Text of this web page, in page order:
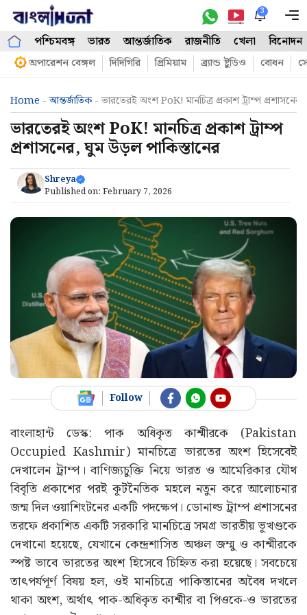
Skip
content
3
পশ্চিমবঙ্গ ভারত আন্তর্জাতিক রাজনীতি খেলা বিনোদন
অপারেশন বেঙ্গল দিদিগিরি প্রিমিয়াম ব্র্যান্ড ষ্টুডিও বোধন
Home -আন্তর্জাতিক-ভারতেরই অংশ PoK! মানচিত্র প্রকাশ ট্রাম্প
ভারতেরই অংশ PoK! মানচিত্র প্রকাশ ট্রাম্প
প্রশাসনের, ঘুম উড়ল পাকিস্তানের
Shreya
Published on: February 7, 2026
Follow
বাংলাহান্ট ডেস্ক: পাক অধিকৃত কাশ্মীরকে (Pakistan
Occupied Kashmir) মানচিত্রে ভারতের অংশ হিসেবেই
দেখালেন ট্রাম্প। বাণিজ্যচুক্তি নিয়ে ভারত ও আমেরিকার যৌথ
বিবৃতি প্রকাশের পরই কূটনৈতিক মহলে নতুন করে আলোচনার
জন্ম দিল ওয়াশিংটনের একটি পদক্ষেপ। ডোনাল্ড ট্রাম্প প্রশাসনের
তরফে প্রকাশিত একটি সরকারি মানচিত্রে সমগ্র ভারতীয় ভূখণ্ডকে
দেখানো হয়েছে, যেখানে কেন্দ্রশাসিত অঞ্চল জম্মু ও কাশ্মীরকে
স্পষ্ট ভাবে ভারতের অংশ হিসেবে চিহ্নিত করা হয়েছে। সবচেয়ে
তাৎপর্যপূর্ণ বিষয় হল, ওই মানচিত্রে পাকিস্তানের অবৈধ দখলে
থাকা অংশ, অর্থাৎ পাক-অধিকৃত কাশ্মীর বা পিওকে-ও ভারতের